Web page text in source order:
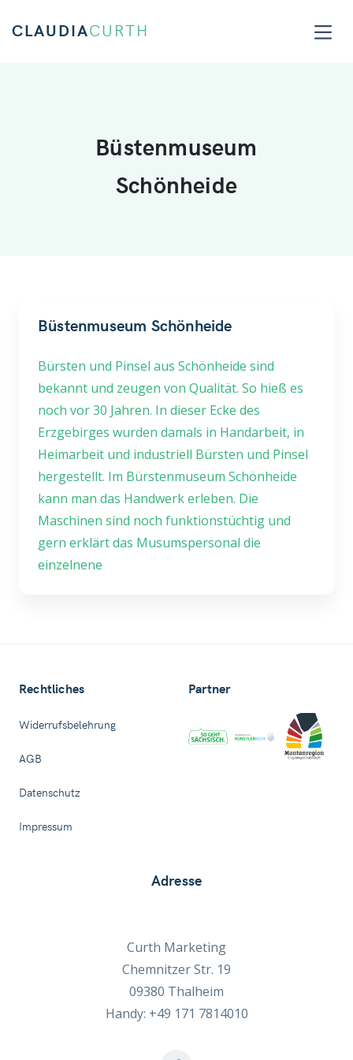
CLAUDIACURTH
Büstenmuseum
Schönheide
Büstenmuseum Schönheide
Bürsten und Pinsel aus Schönheide sind
bekannt und zeugen von Qualität. So hieß es
noch vor 30 Jahren. In dieser Ecke des
Erzgebirges wurden damals in Handarbeit, in
Heimarbeit und industriell Bürsten und Pinsel
hergestellt. Im Bürstenmuseum Schönheide
kann man das Handwerk erleben. Die
Maschinen sind noch funktionstüchtig und
gern erklärt das Musumspersonal die
einzelnene
Adresse
Curth Marketing
Chemnitzer Str. 19
09380 Thalheim
Handy: +49 171 7814010
Rechtliches
Widerrufsbelehrung
AGB
Datenschutz
Impressum
Partner